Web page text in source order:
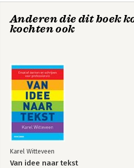
Anderen die dit boek
kochten ook
Karel Witteveen
Van idee naar tekst